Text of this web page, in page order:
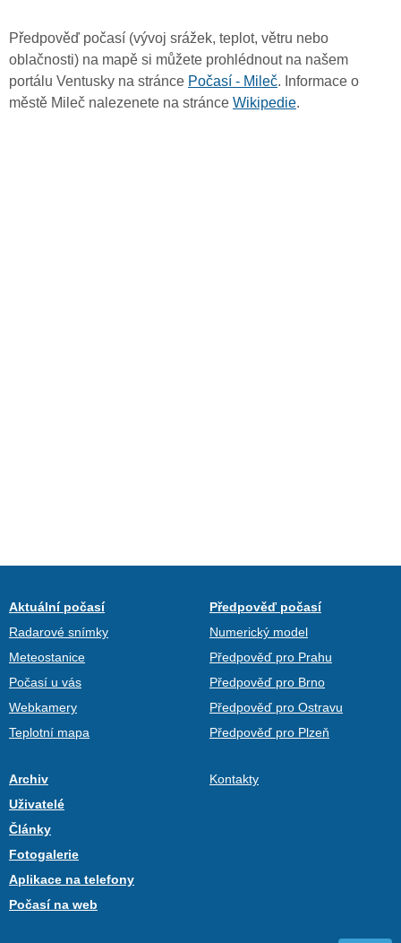
Předpověď počasí (vývoj srážek, teplot, větru nebo
oblačnosti) na mapě si můžete prohlédnout na našem
portálu Ventusky na stránce Počasí - Mileč. Informace o
městě Mileč nalezenete na stránce Wikipedie.
Aktuální počasí
Radarové snímky
Meteostanice
Počasí u vás
Webkamery
Teplotní mapa
Předpověď počasí
Numerický model
Předpověď pro Prahu
Předpověď pro Brno
Předpověď pro Ostravu
Předpověď pro Plzeň
Archiv
Uživatelé
Články
Fotogalerie
Aplikace na telefony
Počasí na web
Kontakty